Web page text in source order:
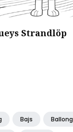
Strandlöp
Bajs Ballong